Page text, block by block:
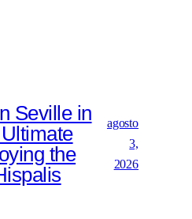
Seville in
the
agosto
3,
2026